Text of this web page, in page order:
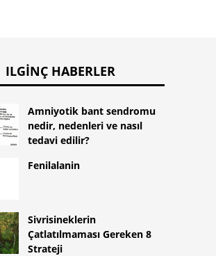
ILGINÇ HABERLER
Amniyotik bant sendromu
nedir, nedenleri ve nasıl
tedavi edilir?
Fenilalanin
Sivrisineklerin
Çatlatılmaması Gereken 8
Strateji